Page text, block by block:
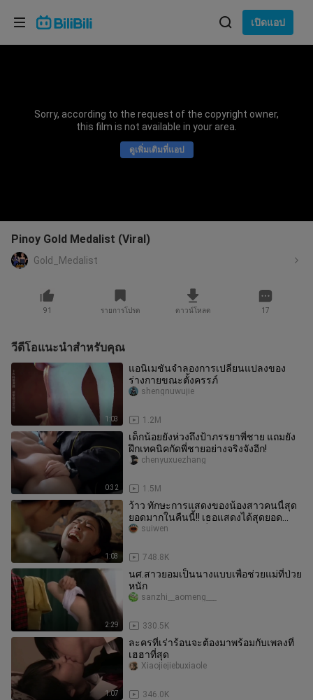
เปิดแอป
Sorry, according to the request of the copyright owner,
this film is not available in your area.
ดูเพิ่มเติมที่แอป
Pinoy Gold Medalist (Viral)
Gold_Medalist
91 รายการโปรด ดาวน์โหลด 17
วีดีโอแนะนำสำหรับคุณ
1:03
แอนิเมชันจำลองการเปลี่ยนแปลงของ
ร่างกายขณะตั้งครรภ์
1.2M
shengnuwujie
0:32
เด็กน้อยยังห่วงถึงป้าภรรยาพี่ชาย แถมยัง
ฝึกเทคนิคกัดพี่ชายอย่างจริงจังอีก!
1.5M
chenyuxuezhang
1:03
ว้าว ทักษะการแสดงของน้องสาวคนนี้สุด
ยอดมากในคืนนี้!! เธอแสดงได้สุดยอด
จริงๆ!! ฉากร้องไห้ที่กินใจและกิน
748.8K
suiwen
2:29
นศ.สาวยอมเป็นนางแบบเพื่อช่วยแม่ที่ป่วย
หนัก
330.5K
sanzhi__aomeng___
1:07
ละครที่เร่าร้อนจะต้องมาพร้อมกับเพลงที่
เฮฮาที่สุด
346.0K
Xiaojiejiebuxiaole
เลือกภาษา